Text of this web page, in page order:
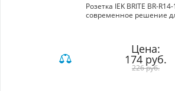
Розетка IEK BRITE BR-
современное решение
Модель оснащена
предотвращают
токоведущими частями,
домах с детьми.
позволяет
бытовых устройств,
Элегантный
Цена:
174 руб.
226 руб.